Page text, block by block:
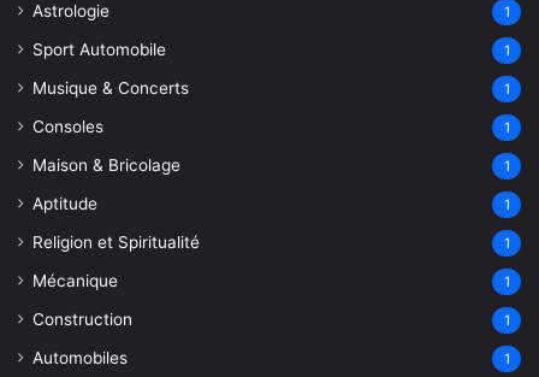
Astrologie 1
Sport Automobile 1
Musique & Concerts 1
Consoles 1
Maison & Bricolage 1
Aptitude 1
Religion et Spiritualité 1
Mécanique 1
Construction 1
Automobiles 1